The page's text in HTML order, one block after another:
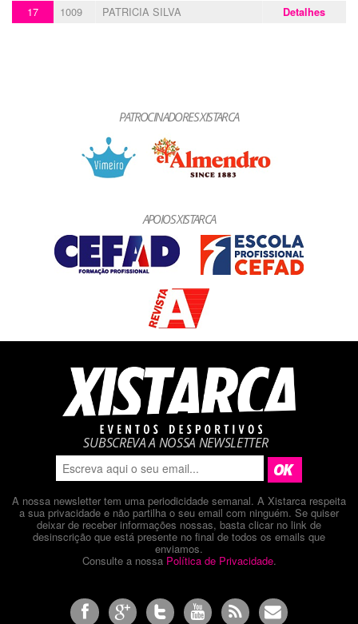
17 1009 PATRICIA SILVA Detalhes
PATROCINADORES XISTARCA
APOIOS XISTARCA
SUBSCREVA A NOSSA NEWSLETTER
A nossa newsletter tem uma periodicidade semanal. A Xistarca respeita
a sua privacidade e não partilha o seu email com ninguém. Se quiser
deixar de receber informações nossas, basta clicar no link de
desinscrição que está presente no final de todos os emails que
enviamos.
Consulte a nossa Política de Privacidade.